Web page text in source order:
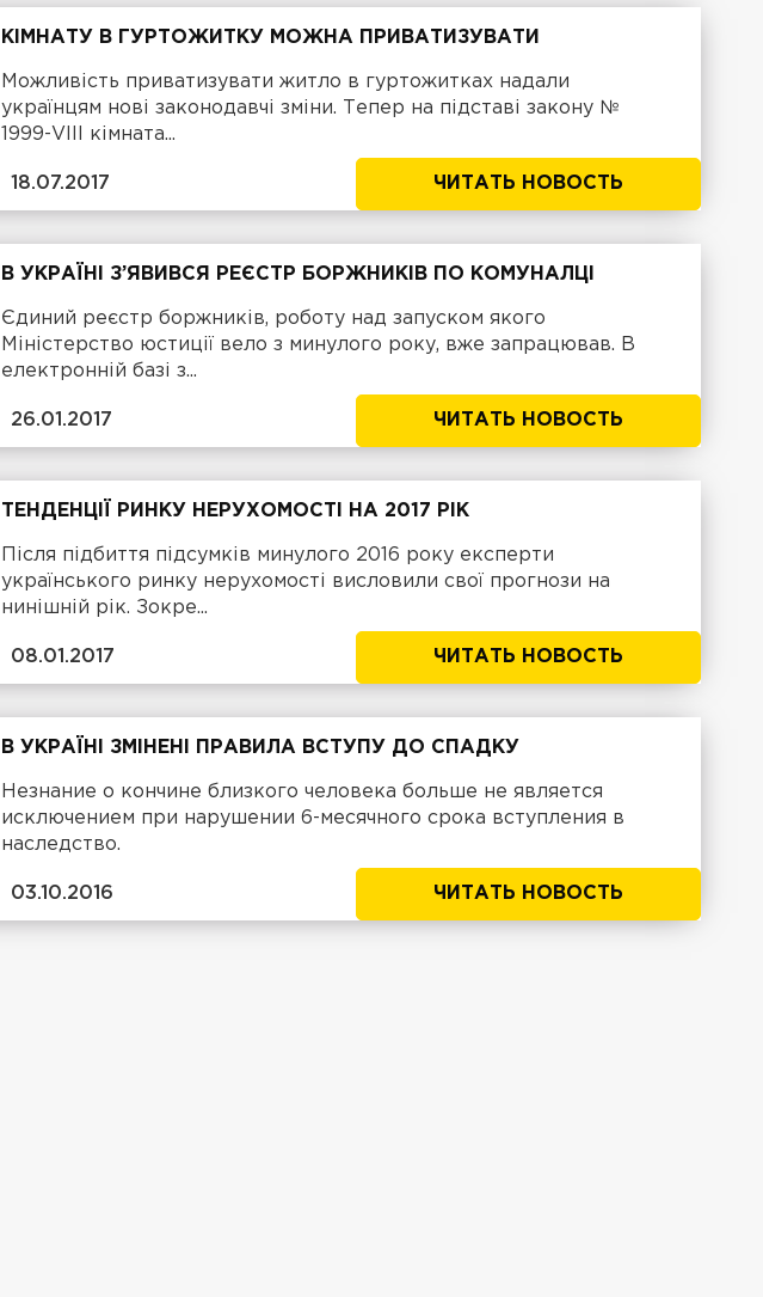
КІМНАТУ В ГУРТОЖИТКУ МОЖНА ПРИВАТИЗУВАТИ
Можливість приватизувати житло в гуртожитках надали
українцям нові законодавчі зміни. Тепер на підставі закону №
1999-VIII кімната...
18.07.2017 ЧИТАТЬ НОВОСТЬ
В УКРАЇНІ З’ЯВИВСЯ РЕЄСТР БОРЖНИКІВ ПО КОМУНАЛЦІ
Єдиний реєстр боржників, роботу над запуском якого
Міністерство юстиції вело з минулого року, вже запрацював. В
електронній базі з...
26.01.2017 ЧИТАТЬ НОВОСТЬ
ТЕНДЕНЦІЇ РИНКУ НЕРУХОМОСТІ НА 2017 РІК
Після підбиття підсумків минулого 2016 року експерти
українського ринку нерухомості висловили свої прогнози на
нинішній рік. Зокре...
08.01.2017 ЧИТАТЬ НОВОСТЬ
В УКРАЇНІ ЗМІНЕНІ ПРАВИЛА ВСТУПУ ДО СПАДКУ
Незнание о кончине близкого человека больше не является
исключением при нарушении 6-месячного срока вступления в
наследство.
03.10.2016 ЧИТАТЬ НОВОСТЬ